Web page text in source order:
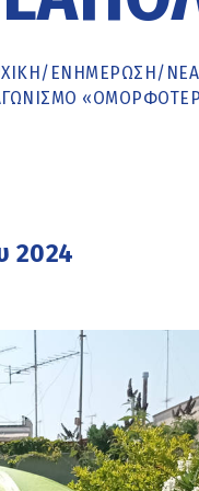
/ ΕΝΗΜΈΡΩΣΗ/ ΝΕΑ
2024